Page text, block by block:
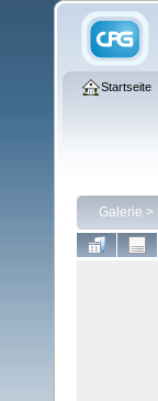
Startseite
Galerie >